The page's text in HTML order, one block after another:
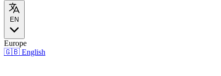
EN
Europe
🇬🇧 English